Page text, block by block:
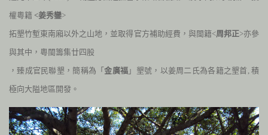
權粵籍 <姜秀鑾>
拓墾竹塹東南廂以外之山地，並取得官方補助經費，與閩籍<周邦正>亦參
與其中，粵閩籌集廿四股
，臻成官民聯墾，簡稱為「金廣福 」墾號，以姜周二氏為各籍之墾首, 積
極向大隘地區開發。